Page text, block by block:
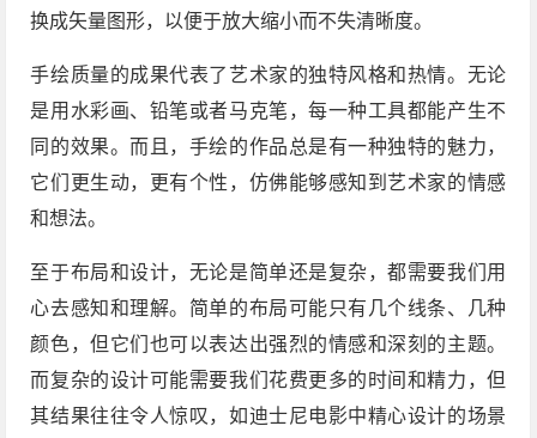
换成矢量图形，以便于放大缩小而不失清晰度。
手绘质量的成果代表了艺术家的独特风格和热情。无论
是用水彩画、铅笔或者马克笔，每一种工具都能产生不
同的效果。而且，手绘的作品总是有一种独特的魅力，
它们更生动，更有个性，仿佛能够感知到艺术家的情感
和想法。
至于布局和设计，无论是简单还是复杂，都需要我们用
心去感知和理解。简单的布局可能只有几个线条、几种
颜色，但它们也可以表达出强烈的情感和深刻的主题。
而复杂的设计可能需要我们花费更多的时间和精力，但
其结果往往令人惊叹，如迪士尼电影中精心设计的场景